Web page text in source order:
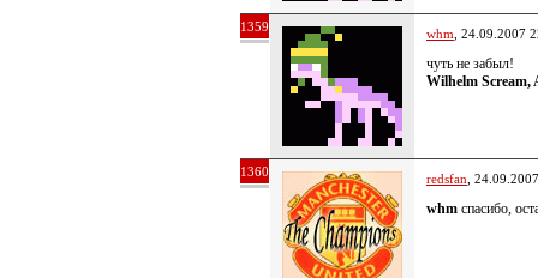
1359 whm , 24.09.2007
чуть не забыл!
Wilhelm
1360 redsfan ,
whm спасибо,